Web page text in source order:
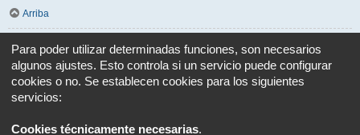
Arriba
¿Cómo puedo ponerme en contacto con un Administrador?
Todos los usuarios del foro pueden usar el formulario “Contáctenos”, si está
opción ha sido habilitada por el Administrador del foro.
Los miembros del foro también pueden usar el enlace “El equipo”.
Para poder utilizar determinadas funciones, son necesarios
algunos ajustes. Esto controla si un servicio puede configurar
cookies o no. Se establecen cookies para los siguientes
servicios:
Cookies técnicamente necesarias.